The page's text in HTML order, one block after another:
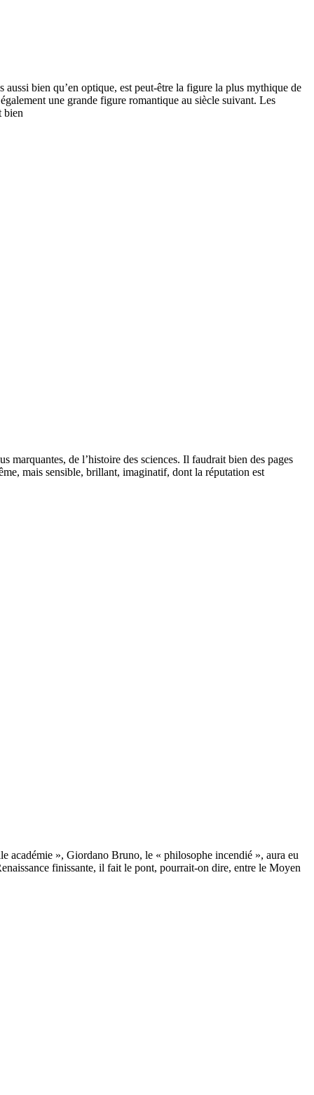
bien qu’en optique, est peut-être la figure la plus mythique de
une grande figure romantique au siècle suivant. Les
bien
marquantes, de l’histoire des sciences. Il faudrait bien des pages
mais sensible, brillant, imaginatif, dont la réputation est
académie », Giordano Bruno, le « philosophe incendié », aura eu
finissante, il fait le pont, pourrait-on dire, entre le Moyen